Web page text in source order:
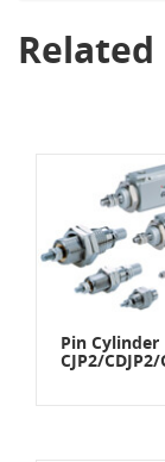
Pin Cylinder
CJP2/CDJP2/